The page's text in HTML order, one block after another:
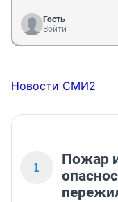
Гость
Войти
Новости СМИ2
1
Пожар